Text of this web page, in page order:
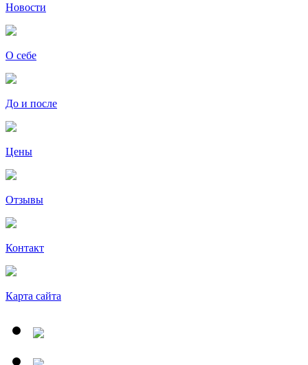
Новости
О себе
До и после
Цены
Отзывы
Контакт
Карта сайта